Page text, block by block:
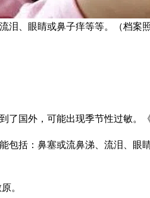
泪、眼睛或鼻子痒等等。（档案照
了国外，可能出现季节性过敏。
包括：鼻塞或流鼻涕、流泪、眼
。